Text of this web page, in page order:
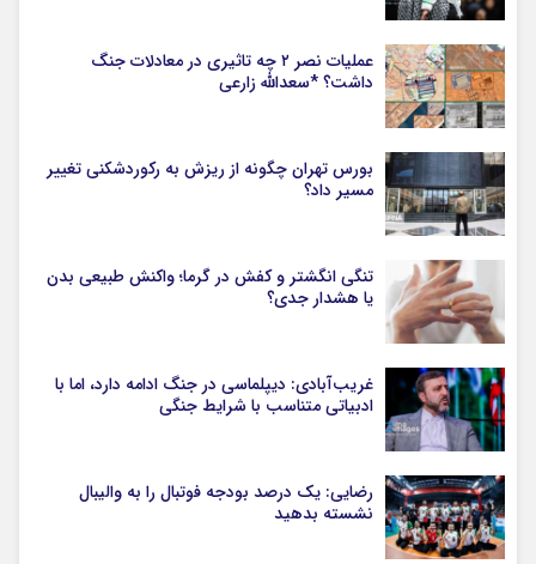
عملیات نصر ۲ چه تاثیری در معادلات جنگ
داشت؟ *سعدالله زارعی
بورس تهران چگونه از ریزش به رکوردشکنی تغییر
مسیر داد؟
تنگی انگشتر و کفش در گرما؛ واکنش طبیعی بدن
یا هشدار جدی؟
غریب‌آبادی: دیپلماسی در جنگ ادامه دارد، اما با
ادبیاتی متناسب با شرایط جنگی
رضایی: یک درصد بودجه فوتبال را به والیبال
نشسته بدهید